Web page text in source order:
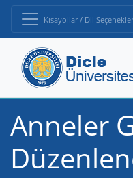
Kısayollar / Dil
Anneler